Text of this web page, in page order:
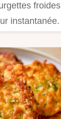
froides
instantanée.